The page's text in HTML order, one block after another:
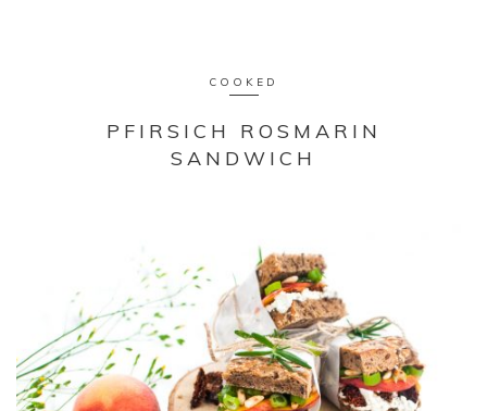
COOKED
PFIRSICH ROSMARIN
SANDWICH